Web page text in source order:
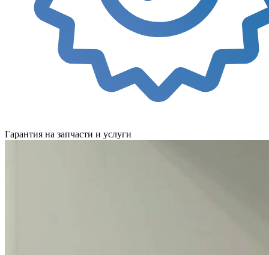
Гарантия на запчасти и услуги